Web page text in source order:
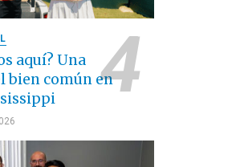
aquí? Una
bien común en